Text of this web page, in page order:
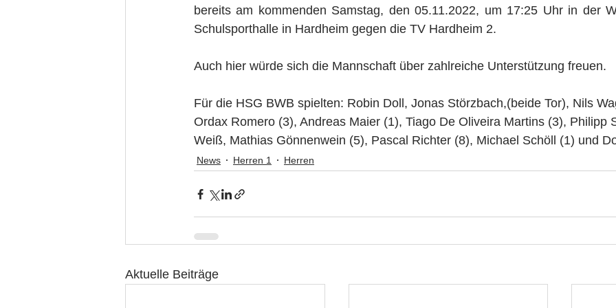
bereits am kommenden Samstag, den 05.11.2022, um 17:25 Uhr in der
Schulsporthalle in Hardheim gegen die TV Hardheim 2.
Auch hier würde sich die Mannschaft über zahlreiche Unterstützung freuen.
Für die HSG BWB spielten: Robin Doll, Jonas Störzbach,(beide Tor), Nils
Ordax Romero (3), Andreas Maier (1), Tiago De Oliveira Martins (3), Philipp
Weiß, Mathias Gönnenwein (5), Pascal Richter (8), Michael Schöll (1) und
News Herren 1 Herren
Aktuelle Beiträge